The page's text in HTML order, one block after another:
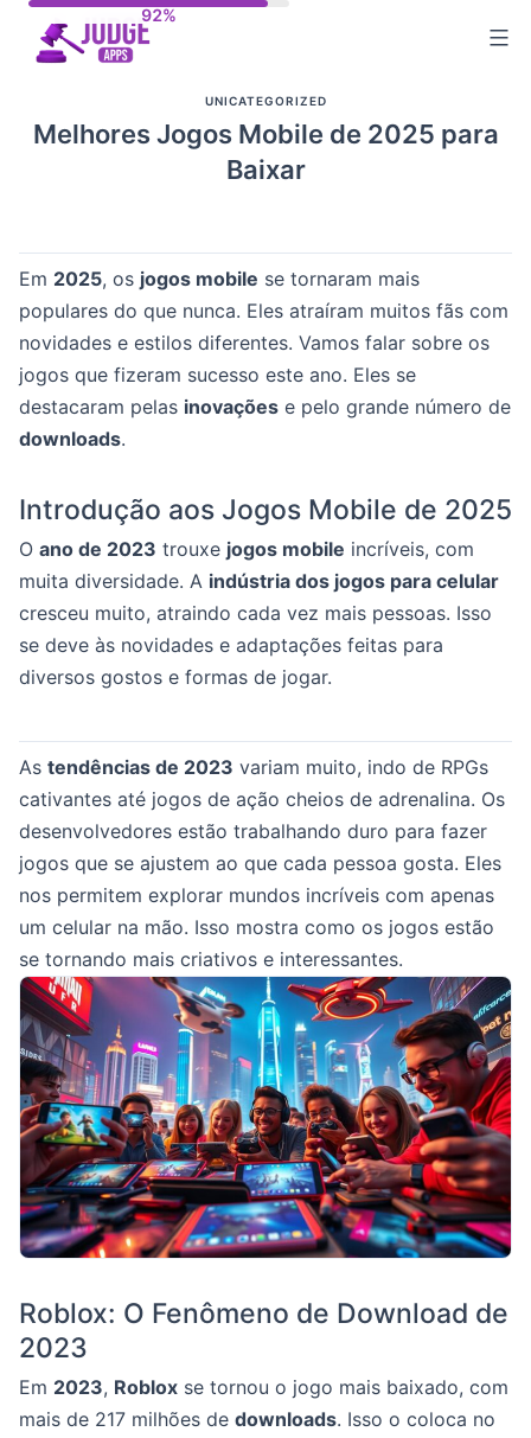
UNICATEGORIZED
Melhores Jogos Mobile de 2025 para
Baixar
Em 2025, os jogos mobile se tornaram mais
populares do que nunca. Eles atraíram muitos fãs com
novidades e estilos diferentes. Vamos falar sobre os
jogos que fizeram sucesso este ano. Eles se
destacaram pelas inovações e pelo grande número de
downloads.
Introdução aos Jogos Mobile de 2025
O ano de 2023 trouxe jogos mobile incríveis, com
muita diversidade. A indústria dos jogos para celular
cresceu muito, atraindo cada vez mais pessoas. Isso
se deve às novidades e adaptações feitas para
diversos gostos e formas de jogar.
As tendências de 2023 variam muito, indo de RPGs
cativantes até jogos de ação cheios de adrenalina. Os
desenvolvedores estão trabalhando duro para fazer
jogos que se ajustem ao que cada pessoa gosta. Eles
nos permitem explorar mundos incríveis com apenas
um celular na mão. Isso mostra como os jogos estão
se tornando mais criativos e interessantes.
Roblox: O Fenômeno de Download de
2023
Em 2023, Roblox se tornou o jogo mais baixado, com
mais de 217 milhões de downloads. Isso o coloca no